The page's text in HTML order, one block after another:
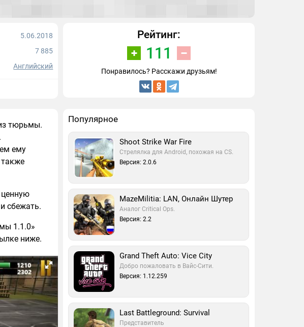
5.06.2018
7 885
Английский
Рейтинг:
111
Понравилось? Расскажи друзьям!
тюрьмы.
ему
ценную
сбежать.
1.1.0»
ниже.
Популярное
Shoot Strike War Fire
Стрелялка для Android, похожая на CS.
Версия: 2.0.6
MazeMilitia: LAN, Онлайн Шутер
Аналог Critical Ops.
Версия: 2.2
Grand Theft Auto: Vice City
Добро пожаловать в Вайс-Сити.
Версия: 1.12.259
Last Battleground: Survival
Представитель